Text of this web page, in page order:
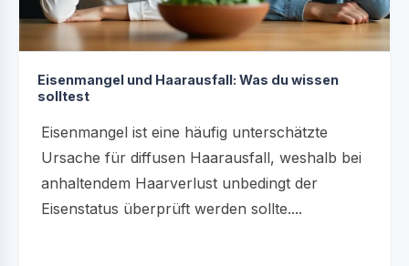
Eisenmangel und Haarausfall: Was du wissen
solltest
Eisenmangel ist eine häufig unterschätzte
Ursache für diffusen Haarausfall, weshalb bei
anhaltendem Haarverlust unbedingt der
Eisenstatus überprüft werden sollte....